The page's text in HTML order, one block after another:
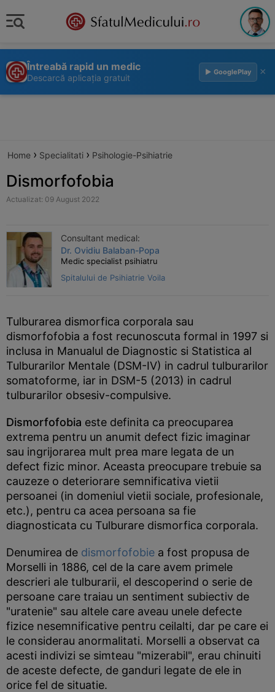
Întreabă rapid un medic
Descarcă aplicația gratuit
▶ GooglePlay ×
Home › Specialitati › Psihologie-Psihiatrie
Dismorfofobia
Actualizat: 09 August 2022
Consultant medical:
Dr. Ovidiu Balaban-Popa
Medic specialist psihiatru
Spitalului de Psihiatrie Voila
Tulburarea dismorfica corporala sau
dismorfofobia a fost recunoscuta formal in 1997 si
inclusa in Manualul de Diagnostic si Statistica al
Tulburarilor Mentale (DSM-IV) in cadrul tulburarilor
somatoforme, iar in DSM-5 (2013) in cadrul
tulburarilor obsesiv-compulsive.
Dismorfofobia este definita ca preocuparea
extrema pentru un anumit defect fizic imaginar
sau ingrijorarea mult prea mare legata de un
defect fizic minor. Aceasta preocupare trebuie sa
cauzeze o deteriorare semnificativa vietii
persoanei (in domeniul vietii sociale, profesionale,
etc.), pentru ca acea persoana sa fie
diagnosticata cu Tulburare dismorfica corporala.
Denumirea de dismorfofobie a fost propusa de
Morselli in 1886, cel de la care avem primele
descrieri ale tulburarii, el descoperind o serie de
persoane care traiau un sentiment subiectiv de
"uratenie" sau altele care aveau unele defecte
fizice nesemnificative pentru ceilalti, dar pe care ei
le considerau anormalitati. Morselli a observat ca
acesti indivizi se simteau "mizerabil", erau chinuiti
de aceste defecte, de ganduri legate de ele in
orice fel de situatie.